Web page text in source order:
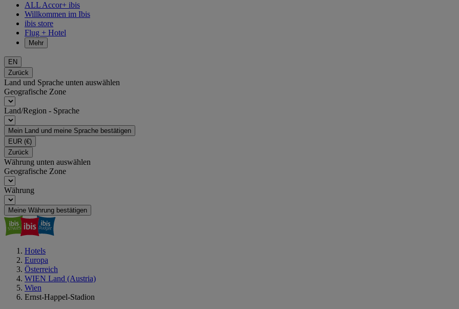
ALL Accor+ ibis
Willkommen im Ibis
ibis store
Flug + Hotel
Mehr
EN
Zurück
Land und Sprache unten auswählen
Geografische Zone
Land/Region - Sprache
Mein Land und meine Sprache bestätigen
EUR (€)
Zurück
Währung unten auswählen
Geografische Zone
Währung
Meine Währung bestätigen
Hotels
Europa
Österreich
WIEN Land (Austria)
Wien
Ernst-Happel-Stadion